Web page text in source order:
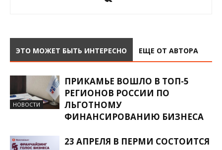
ЭТО МОЖЕТ БЫТЬ ИНТЕРЕСНО ЕЩЕ ОТ АВТОРА
НОВОСТИ
ПРИКАМЬЕ ВОШЛО В ТОП-5
РЕГИОНОВ РОССИИ ПО
ЛЬГОТНОМУ
ФИНАНСИРОВАНИЮ БИЗНЕСА
23 АПРЕЛЯ В ПЕРМИ СОСТОИТСЯ